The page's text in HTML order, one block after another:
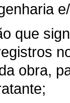
que
obra,